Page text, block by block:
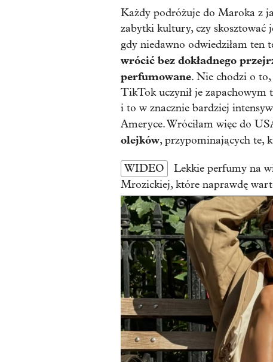
Każdy podróżuje do Maroka z
zabytki kultury, czy skosztować
gdy niedawno odwiedziłam ten
wrócić bez dokładnego
perfumowane. Nie chodzi o
TikTok uczynił je zapachowym
i to w znacznie bardziej
Ameryce. Wróciłam więc do
olejków, przypominających te,
WIDEO
Lekkie perfumy na
Mrozickiej, które naprawdę